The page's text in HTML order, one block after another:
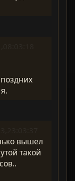
вышел
такой